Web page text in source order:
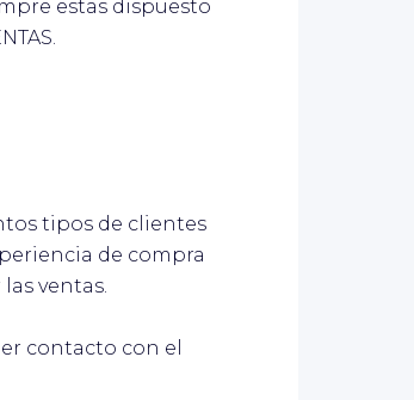
estas dispuesto
tipos de clientes
de compra
ventas.
contacto con el